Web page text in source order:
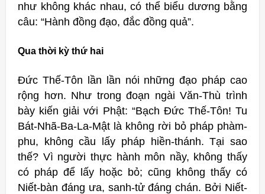
như không khác nhau, có thể biểu dương bằng
câu: “Hành đồng đạo, đắc đồng quả”.
Qua thời kỳ thứ hai
Ðức Thế-Tôn lần lần nói những đạo pháp cao
rộng hơn. Như trong đoạn ngài Văn-Thù trình
bày kiến giải với Phật: “Bạch Ðức Thế-Tôn! Tu
Bát-Nhã-Ba-La-Mật là không rời bỏ pháp phàm-
phu, không cầu lấy pháp hiền-thánh. Tại sao
thế? Vì người thực hành môn nầy, không thấy
có pháp để lấy hoặc bỏ; cũng không thấy có
Niết-bàn đáng ưa, sanh-tử đáng chán. Bởi Niết-